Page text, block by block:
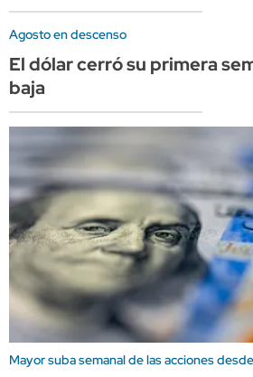
Agosto en descenso
El dólar cerró su primera
baja
Mayor suba semanal de las acciones